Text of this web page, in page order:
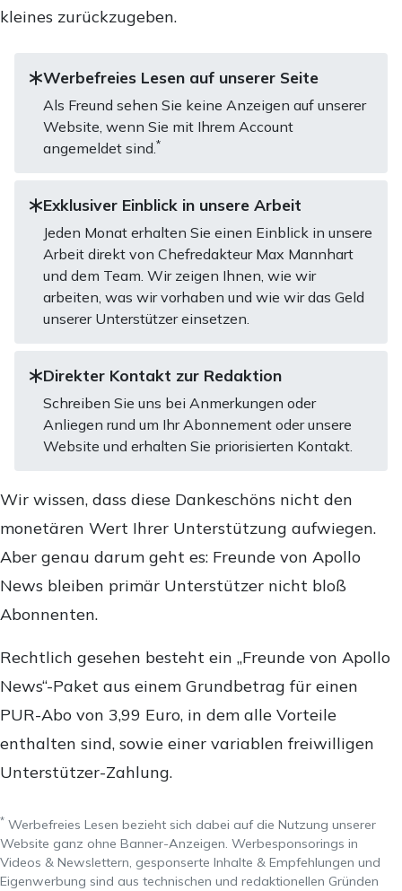
kleines zurückzugeben.
Werbefreies Lesen auf unserer Seite
Als Freund sehen Sie keine Anzeigen auf unserer
Website, wenn Sie mit Ihrem Account
angemeldet sind.*
Exklusiver Einblick in unsere Arbeit
Jeden Monat erhalten Sie einen Einblick in unsere
Arbeit direkt von Chefredakteur Max Mannhart
und dem Team. Wir zeigen Ihnen, wie wir
arbeiten, was wir vorhaben und wie wir das Geld
unserer Unterstützer einsetzen.
Direkter Kontakt zur Redaktion
Schreiben Sie uns bei Anmerkungen oder
Anliegen rund um Ihr Abonnement oder unsere
Website und erhalten Sie priorisierten Kontakt.
Wir wissen, dass diese Dankeschöns nicht den
monetären Wert Ihrer Unterstützung aufwiegen.
Aber genau darum geht es: Freunde von Apollo
News bleiben primär Unterstützer nicht bloß
Abonnenten.
Rechtlich gesehen besteht ein „Freunde von Apollo
News“-Paket aus einem Grundbetrag für einen
PUR-Abo von 3,99 Euro, in dem alle Vorteile
enthalten sind, sowie einer variablen freiwilligen
Unterstützer-Zahlung.
* Werbefreies Lesen bezieht sich dabei auf die Nutzung unserer
Website ganz ohne Banner-Anzeigen. Werbesponsorings in
Videos & Newslettern, gesponserte Inhalte & Empfehlungen und
Eigenwerbung sind aus technischen und redaktionellen Gründen